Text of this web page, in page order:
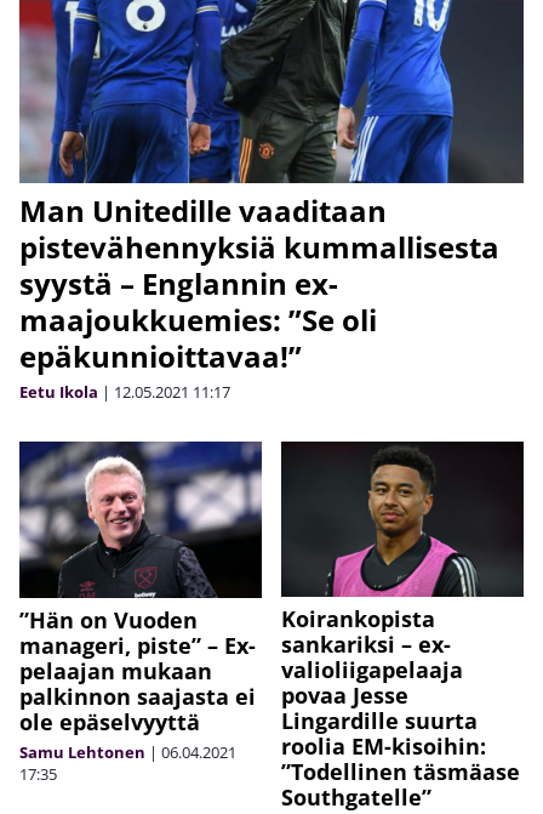
Man Unitedille vaaditaan
pistevähennyksiä kummallisesta
syystä – Englannin ex-
maajoukkuemies: ”Se oli
epäkunnioittavaa!”
Eetu Ikola | 12.05.2021 11:17
”Hän on Vuoden
manageri, piste” – Ex-
pelaajan mukaan
palkinnon saajasta ei
ole epäselvyyttä
Samu Lehtonen | 06.04.2021
17:35
Koirankopista
sankariksi – ex-
valioliigapelaaja
povaa Jesse
Lingardille suurta
roolia EM-kisoihin:
”Todellinen täsmäase
Southgatelle”